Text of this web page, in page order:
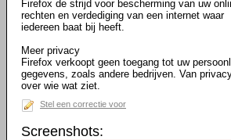
Firefox de strijd voor bescherming van uw
rechten en verdediging van een internet waar
iedereen baat bij heeft.
Meer privacy
Firefox verkoopt geen toegang tot uw
gegevens, zoals andere bedrijven. Van
over wie wat ziet.
Stel een correctie voor
Screenshots: